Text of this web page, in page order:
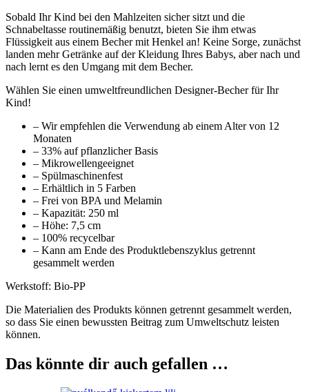
Sobald Ihr Kind bei den Mahlzeiten sicher sitzt und die
Schnabeltasse routinemäßig benutzt, bieten Sie ihm etwas
Flüssigkeit aus einem Becher mit Henkel an! Keine Sorge, zunächst
landen mehr Getränke auf der Kleidung Ihres Babys, aber nach und
nach lernt es den Umgang mit dem Becher.
Wählen Sie einen umweltfreundlichen Designer-Becher für Ihr
Kind!
– Wir empfehlen die Verwendung ab einem Alter von 12
Monaten
– 33% auf pflanzlicher Basis
– Mikrowellengeeignet
– Spülmaschinenfest
– Erhältlich in 5 Farben
– Frei von BPA und Melamin
– Kapazität: 250 ml
– Höhe: 7,5 cm
– 100% recycelbar
– Kann am Ende des Produktlebenszyklus getrennt
gesammelt werden
Werkstoff: Bio-PP
Die Materialien des Produkts können getrennt gesammelt werden,
so dass Sie einen bewussten Beitrag zum Umweltschutz leisten
können.
Das könnte dir auch gefallen …